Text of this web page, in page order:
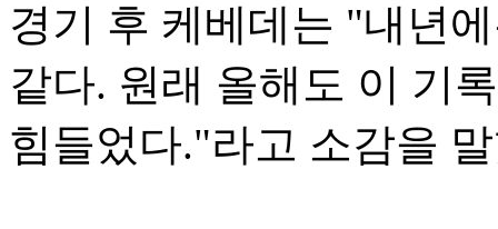
경기 후 케베데는 "내년
같다. 원래 올해도 이 기
힘들었다."라고 소감을